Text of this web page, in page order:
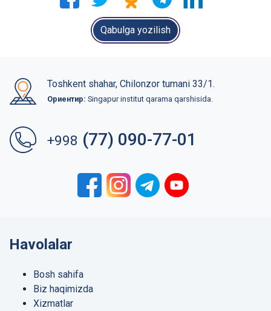
Qabulga yozilish
Toshkent shahar, Chilonzor tumani 33/1.
Ориентир: Singapur institut qarama qarshisida.
+998 (77) 090-77-01
Havolalar
Bosh sahifa
Biz haqimizda
Xizmatlar